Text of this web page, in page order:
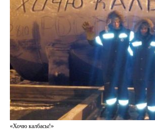
«Хочю калбасы!»